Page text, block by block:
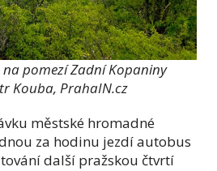
pomezí Zadní Kopaniny
Kouba, PrahaIN.cz
městské hromadné
za hodinu jezdí autobus
další pražskou čtvrtí